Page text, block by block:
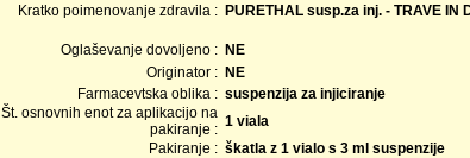
Kratko poimenovanje zdravila : PURETHAL susp.za inj. - TRAVE IN
Oglaševanje dovoljeno : NE
Originator : NE
Farmacevtska oblika : suspenzija za injiciranje
Št. osnovnih enot za aplikacijo na
pakiranje : 1 viala
Pakiranje : škatla z 1 vialo s 3 ml suspenzije